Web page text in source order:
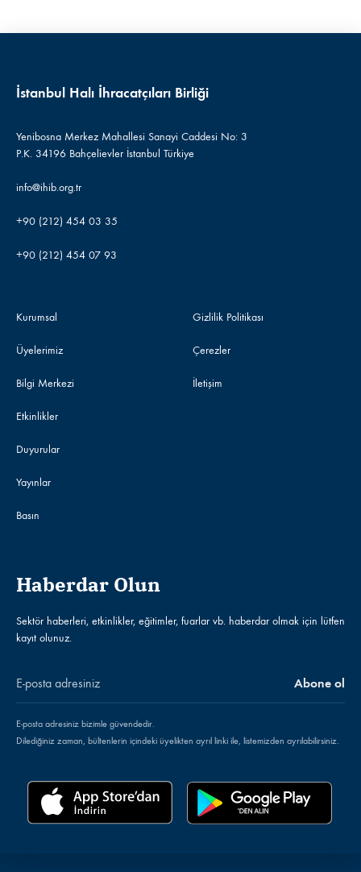
İstanbul Halı İhracatçıları Birliği
Yenibosna Merkez Mahallesi Sanayi Caddesi No: 3
P.K. 34196 Bahçelievler İstanbul Türkiye
info@ihib.org.tr
+90 (212) 454 03 35
+90 (212) 454 07 93
Kurumsal
Üyelerimiz
Bilgi Merkezi
Etkinlikler
Duyurular
Yayınlar
Basın
Gizlilik Politikası
Çerezler
İletişim
Haberdar Olun
Sektör haberleri, etkinlikler, eğitimler, fuarlar vb. haberdar olmak için lütfen
kayıt olunuz.
E-posta adresiniz bizimle güvendedir.
Dilediğiniz zaman, bültenlerin içindeki üyelikten ayrıl linki ile, listemizden ayrılabilirsiniz.